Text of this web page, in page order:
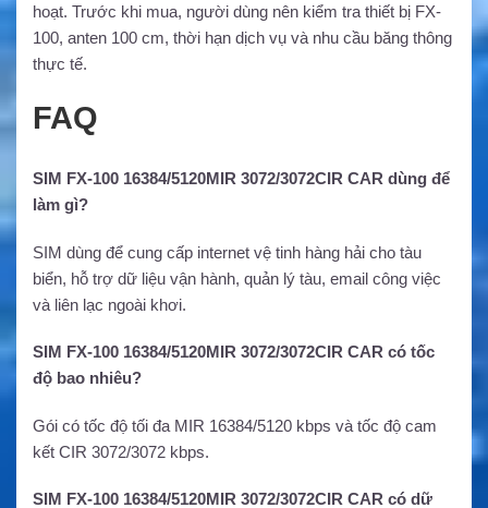
hoạt. Trước khi mua, người dùng nên kiểm tra thiết bị FX-
100, anten 100 cm, thời hạn dịch vụ và nhu cầu băng thông
thực tế.
FAQ
SIM FX-100 16384/5120MIR 3072/3072CIR CAR dùng để
làm gì?
SIM dùng để cung cấp internet vệ tinh hàng hải cho tàu
biển, hỗ trợ dữ liệu vận hành, quản lý tàu, email công việc
và liên lạc ngoài khơi.
SIM FX-100 16384/5120MIR 3072/3072CIR CAR có tốc
độ bao nhiêu?
Gói có tốc độ tối đa MIR 16384/5120 kbps và tốc độ cam
kết CIR 3072/3072 kbps.
SIM FX-100 16384/5120MIR 3072/3072CIR CAR có dữ